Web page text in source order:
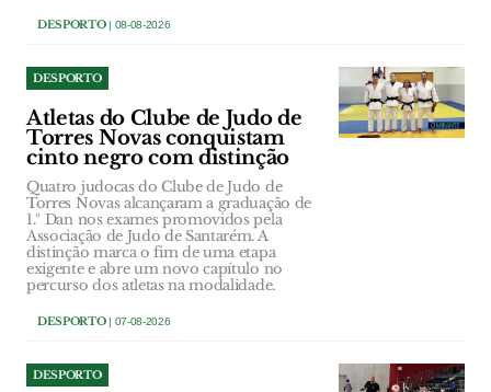
DESPORTO| 08-08-2026
DESPORTO
Atletas do Clube de Judo de
Torres Novas conquistam
cinto negro com distinção
Quatro judocas do Clube de Judo de
Torres Novas alcançaram a graduação de
1.º Dan nos exames promovidos pela
Associação de Judo de Santarém. A
distinção marca o fim de uma etapa
exigente e abre um novo capítulo no
percurso dos atletas na modalidade.
DESPORTO| 07-08-2026
DESPORTO